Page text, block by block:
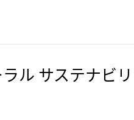
ル サステナビ